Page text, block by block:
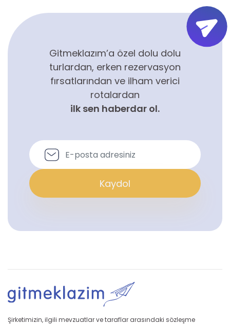
Gitmeklazım’a özel dolu dolu
turlardan, erken rezervasyon
fırsatlarından ve ilham verici
rotalardan
ilk sen haberdar ol.
Kaydol
Şirketimizin, ilgili mevzuatlar ve taraflar arasındaki sözleşme